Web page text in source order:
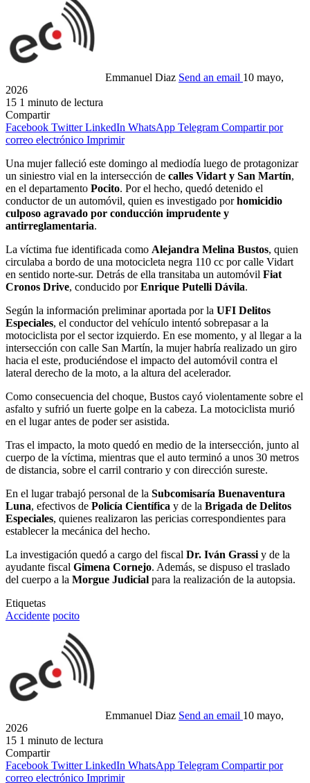
Emmanuel Diaz Send an email 10 mayo,
2026
15 1 minuto de lectura
Compartir
Facebook Twitter LinkedIn WhatsApp Telegram Compartir por
correo electrónico Imprimir
Una mujer falleció este domingo al mediodía luego de protagonizar
un siniestro vial en la intersección de calles Vidart y San Martín,
en el departamento Pocito. Por el hecho, quedó detenido el
conductor de un automóvil, quien es investigado porhomicidio
culposo agravado por conducción imprudente y
antirreglamentaria.
La víctima fue identificada como Alejandra Melina Bustos, quien
circulaba a bordo de una motocicleta negra 110 cc por calle Vidart
en sentido norte-sur. Detrás de ella transitaba un automóvil Fiat
Cronos Drive, conducido porEnrique Putelli Dávila.
Según la información preliminar aportada por la UFI Delitos
Especiales, el conductor del vehículo intentó sobrepasar a la
motociclista por el sector izquierdo. En ese momento, y al llegar a la
intersección con calle San Martín, la mujer habría realizado un giro
hacia el este, produciéndose el impacto del automóvil contra el
lateral derecho de la moto, a la altura del acelerador.
Como consecuencia del choque, Bustos cayó violentamente sobre el
asfalto y sufrió un fuerte golpe en la cabeza. La motociclista murió
en el lugar antes de poder ser asistida.
Tras el impacto, la moto quedó en medio de la intersección, junto al
cuerpo de la víctima, mientras que el auto terminó a unos 30 metros
de distancia, sobre el carril contrario y con dirección sureste.
En el lugar trabajó personal de la Subcomisaría Buenaventura
Luna, efectivos de Policía Científica y de la Brigada de Delitos
Especiales, quienes realizaron las pericias correspondientes para
establecer la mecánica del hecho.
La investigación quedó a cargo del fiscal Dr. Iván Grassi y de la
ayudante fiscal Gimena Cornejo. Además, se dispuso el traslado
del cuerpo a la Morgue Judicial para la realización de la autopsia.
Etiquetas
Accidente pocito
Emmanuel Diaz Send an email 10 mayo,
2026
15 1 minuto de lectura
Compartir
Facebook Twitter LinkedIn WhatsApp Telegram Compartir por
correo electrónico Imprimir